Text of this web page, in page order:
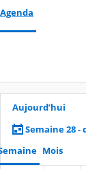
Agenda
Aujourd’hui
Semaine 28 -
Mois